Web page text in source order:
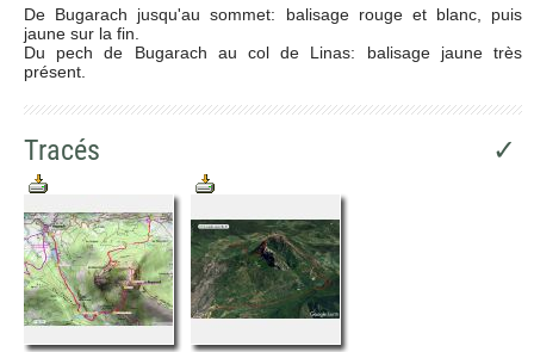
De Bugarach jusqu'au sommet: balisage rouge et blanc, puis
jaune sur la fin.
Du pech de Bugarach au col de Linas: balisage jaune très
présent.
Tracés ✓